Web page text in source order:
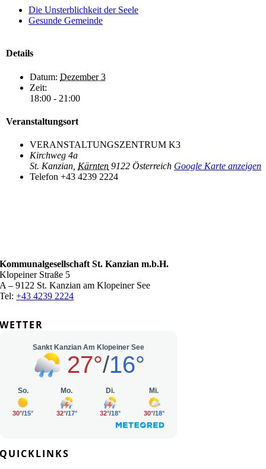
Die Unsterblichkeit der Seele
Gesunde Gemeinde
Details
Datum: Dezember 3
Zeit:
18:00 - 21:00
Veranstaltungsort
VERANSTALTUNGSZENTRUM K3
Kirchweg 4a
St. Kanzian Kärnten 9122 Österreich Google Karte anzeigen
Telefon +43 4239 2224
Kommunalgesellschaft St. Kanzian m.b.H.
Klopeiner Straße 5
A – 9122 St. Kanzian am Klopeiner See
Tel:+43 4239 2224
WETTER
QUICKLINKS